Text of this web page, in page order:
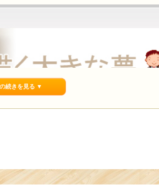
続きを見る ▼